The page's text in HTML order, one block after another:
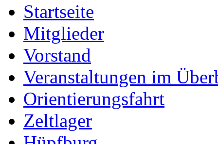
Startseite
Mitglieder
Vorstand
Veranstaltungen im
Orientierungsfahrt
Zeltlager